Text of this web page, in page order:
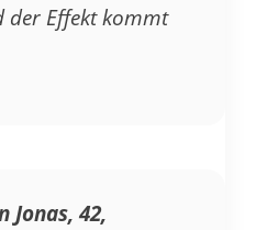
der Effekt kommt
Jonas, 42,